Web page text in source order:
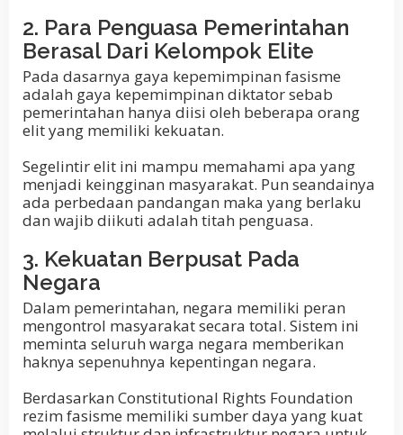
2. Para Penguasa Pemerintahan
Berasal Dari Kelompok Elite
Pada dasarnya gaya kepemimpinan fasisme
adalah gaya kepemimpinan diktator sebab
pemerintahan hanya diisi oleh beberapa orang
elit yang memiliki kekuatan.
Segelintir elit ini mampu memahami apa yang
menjadi keingginan masyarakat. Pun seandainya
ada perbedaan pandangan maka yang berlaku
dan wajib diikuti adalah titah penguasa.
3. Kekuatan Berpusat Pada
Negara
Dalam pemerintahan, negara memiliki peran
mengontrol masyarakat secara total. Sistem ini
meminta seluruh warga negara memberikan
haknya sepenuhnya kepentingan negara.
Berdasarkan Constitutional Rights Foundation
rezim fasisme memiliki sumber daya yang kuat